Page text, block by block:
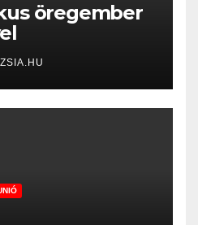
öregember